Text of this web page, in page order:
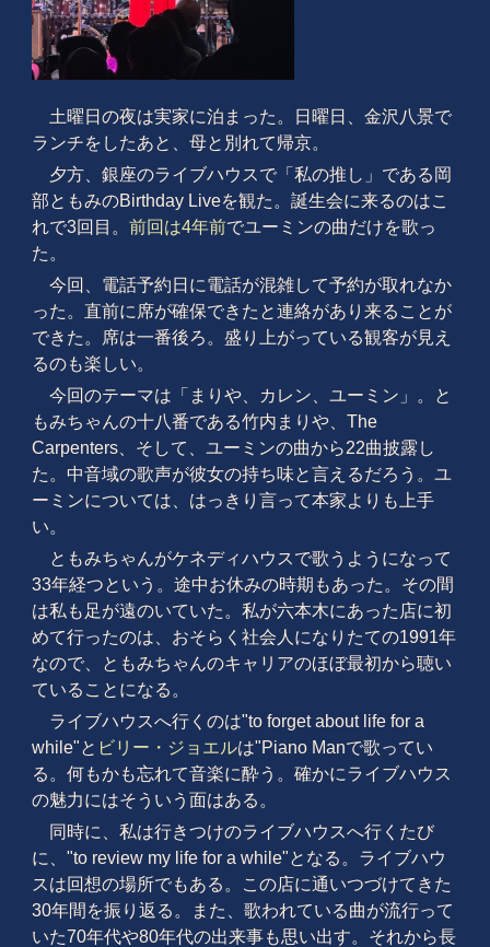
土曜日の夜は実家に泊まった。日曜日、金沢八景で
ランチをしたあと、母と別れて帰京。
夕方、銀座のライブハウスで「私の推し」である岡
部ともみのBirthday Liveを観た。誕生会に来るのはこ
れで3回目。 前回は4年前でユーミンの曲だけを歌っ
た。
今回、電話予約日に電話が混雑して予約が取れなか
った。直前に席が確保できたと連絡があり来ることが
できた。席は一番後ろ。盛り上がっている観客が見え
るのも楽しい。
今回のテーマは「まりや、カレン、ユーミン」。と
もみちゃんの十八番である竹内まりや、The
Carpenters、そして、ユーミンの曲から22曲披露し
た。中音域の歌声が彼女の持ち味と言えるだろう。ユ
ーミンについては、はっきり言って本家よりも上手
い。
ともみちゃんがケネディハウスで歌うようになって
33年経つという。途中お休みの時期もあった。その間
は私も足が遠のいていた。私が六本木にあった店に初
めて行ったのは、おそらく社会人になりたての1991年
なので、ともみちゃんのキャリアのほぼ最初から聴い
ていることになる。
ライブハウスへ行くのは"to forget about life for a
while"と ビリー・ジョエルは"Piano Manで歌ってい
る。何もかも忘れて音楽に酔う。確かにライブハウス
の魅力にはそういう面はある。
同時に、私は行きつけのライブハウスへ行くたび
に、"to review my life for a while"となる。ライブハウ
スは回想の場所でもある。この店に通いつづけてきた
30年間を振り返る。また、歌われている曲が流行って
いた70年代や80年代の出来事も思い出す。それから長